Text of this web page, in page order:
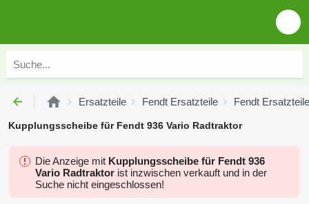
Ersatzteile Fendt Ersatzteile Fendt
Kupplungsscheibe für Fendt 936 Vario Radtraktor
Die Anzeige mit Kupplungsscheibe für Fendt 936
Vario Radtraktor ist inzwischen verkauft und in der
Suche nicht eingeschlossen!